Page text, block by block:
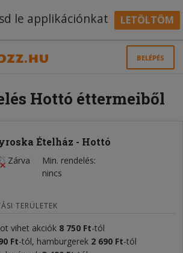
le applikációnkat LETÖLTÖM
BELÉPÉS
Hottó éttermeiből
Ételház - Hottó
Zárva
Min. rendelés
nincs
TERÜLETEK
vihet akciók 8 750 Ft-tól
Ft-tól, hamburgerek 2 690 Ft-tól